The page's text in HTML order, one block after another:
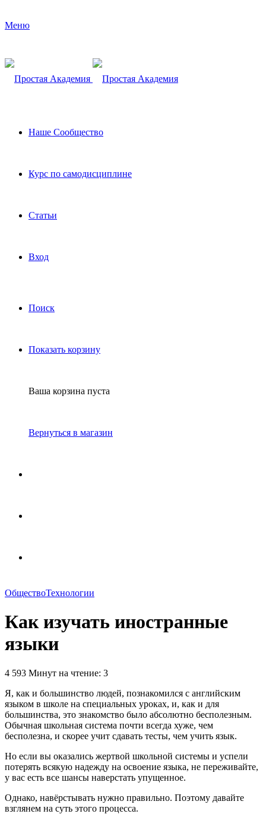
Меню
Наше Сообщество
Курс по самодисциплине
Статьи
Вход
Поиск
Показать корзину
Ваша корзина пуста
Вернуться в магазин
ОбществоТехнологии
Как изучать иностранные
языки
4 593 Минут на чтение: 3
Я, как и большинство людей, познакомился с английским
языком в школе на специальных уроках, и, как и для
большинства, это знакомство было абсолютно бесполезным.
Обычная школьная система почти всегда хуже, чем
бесполезна, и скорее учит сдавать тесты, чем учить язык.
Но если вы оказались жертвой школьной системы и успели
потерять всякую надежду на освоение языка, не переживайте,
у вас есть все шансы наверстать упущенное.
Однако, навёрстывать нужно правильно. Поэтому давайте
взглянем на суть этого процесса.